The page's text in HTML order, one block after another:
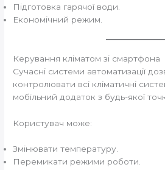
Підготовка гарячої води.
Економічний режим.
Керування кліматом зі смартфона
Сучасні системи автоматизації
контролювати всі кліматичні
мобільний додаток з будь-якої
Користувач може:
Змінювати температуру.
Перемикати режими роботи.